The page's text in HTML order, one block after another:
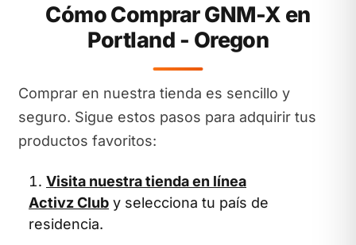
Cómo Comprar GNM-X en
Portland - Oregon
Comprar en nuestra tienda es sencillo y
seguro. Sigue estos pasos para adquirir tus
productos favoritos:
Visita nuestra tienda en línea
Activz Club y selecciona tu país de
residencia.